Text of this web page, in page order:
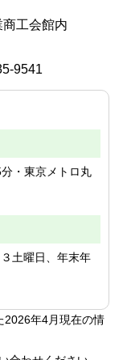
工会館内
9541
・東京メトロ丸
土曜日、年末年
2026年4月現在の情